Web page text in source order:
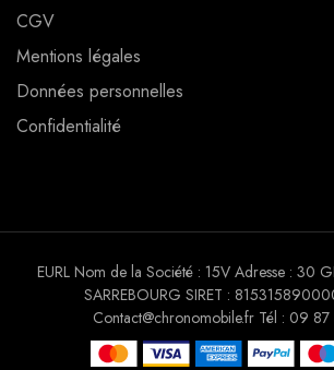
CGV
Mentions légales
Données personnelles
Confidentialité
EURL Nom de la Société : 15V Adresse : 30
SARREBOURG SIRET :
Contact@chronomobile.fr Tél : 09